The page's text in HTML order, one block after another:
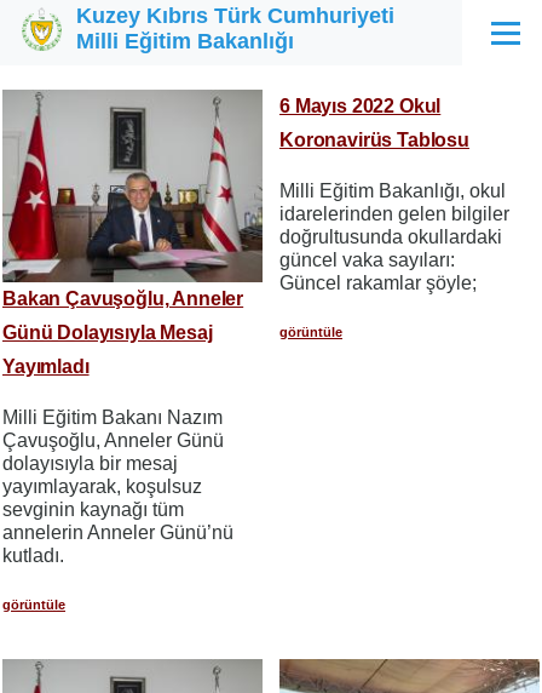
Ana içeriğe atla
Kuzey Kıbrıs Türk Cumhuriyeti
Milli Eğitim Bakanlığı
Menü
Bakan Çavuşoğlu, Anneler
Günü Dolayısıyla Mesaj
Yayımladı
Milli Eğitim Bakanı Nazım
Çavuşoğlu, Anneler Günü
dolayısıyla bir mesaj
yayımlayarak, koşulsuz
sevginin kaynağı tüm
annelerin Anneler Günü’nü
kutladı.
görüntüle
6 Mayıs 2022 Okul
Koronavirüs Tablosu
Milli Eğitim Bakanlığı, okul
idarelerinden gelen bilgiler
doğrultusunda okullardaki
güncel vaka sayıları:
Güncel rakamlar şöyle;
görüntüle